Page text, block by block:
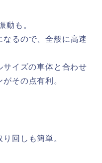
動も。
なるので、全般に高速
イズの車体と合わせ
その点有利。
回しも簡単。